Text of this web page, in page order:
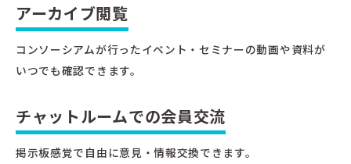
アーカイブ閲覧
コンソーシアムが行ったイベント・セミナーの動画や資料が
いつでも確認できます。
チャットルームでの会員交流
掲示板感覚で自由に意見・情報交換できます。